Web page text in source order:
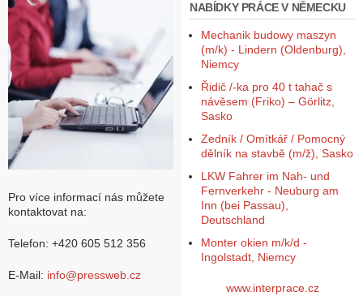
Pro více informací nás můžete
kontaktovat na:
Telefon: +420 605 512 356
E-Mail: info@pressweb.cz
NABÍDKY PRÁCE V NĚMECKU
Mechanik budowy maszyn
(m/k) - Lindern (Oldenburg),
Niemcy
Řidič /-ka pro 40 t tahač s
návěsem (Friko) – Görlitz,
Sasko
Zedník / Omítkář / Pomocný
dělník na stavbě (m/ž), Sasko
LKW Fahrer im Nah- und
Fernverkehr - Neuburg am
Inn (bei Passau),
Deutschland
Monter okien m/k/d -
Ingolstadt, Niemcy
www.interprace.cz